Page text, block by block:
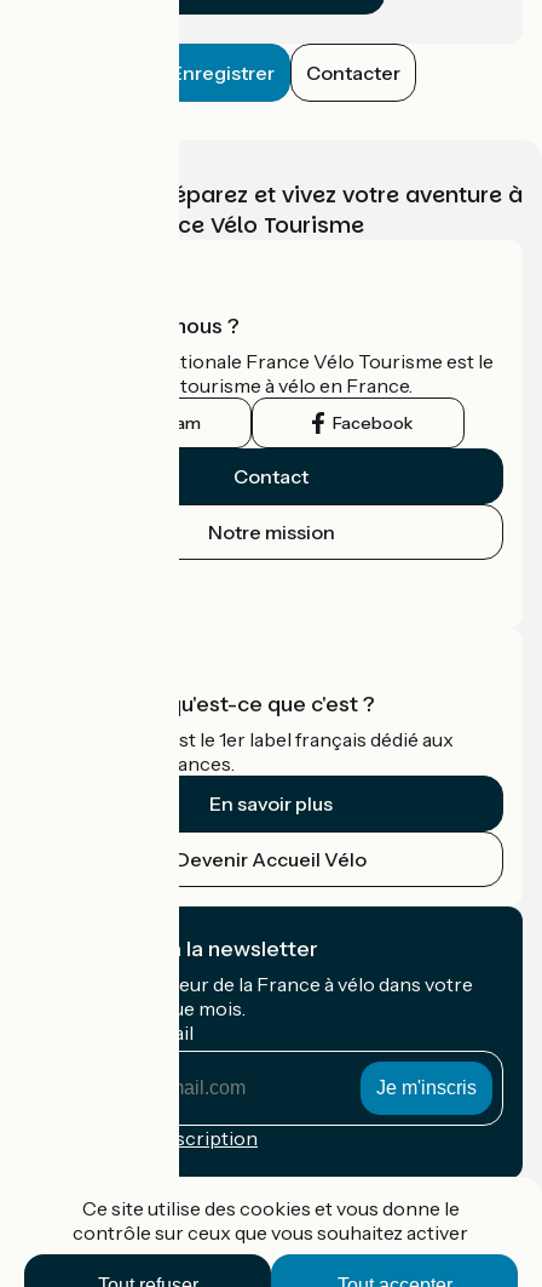
Enregistrer Contacter
Choisissez, préparez et vivez votre aventure à
vélo avec France Vélo Tourisme
Qui sommes-nous ?
L'association nationale France Vélo Tourisme est le
guide officiel du tourisme à vélo en France.
Instagram Facebook
Contact
Notre mission
Accueil Vélo qu'est-ce que c'est ?
Accueil Vélo c'est le 1er label français dédié aux
cyclistes en vacances.
En savoir plus
Devenir Accueil Vélo
Je m'abonne à la newsletter
Recevez le meilleur de la France à vélo dans votre
boîte mail chaque mois.
Mon adresse mail
Conditions d'inscription
Ce site utilise des cookies et vous donne le
contrôle sur ceux que vous souhaitez activer